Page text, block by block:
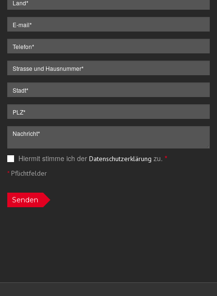
Hiermit stimme ich der Datenschutzerklärung zu. *
*Pflichtfelder
Senden